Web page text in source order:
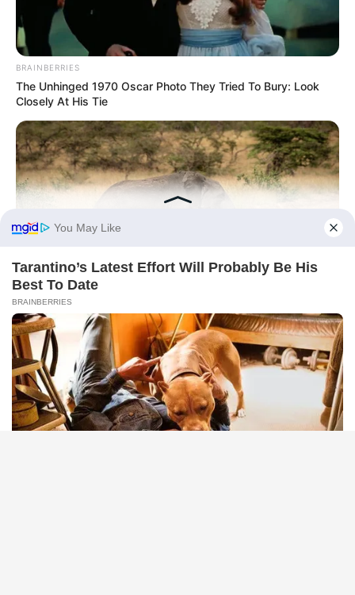
BRAINBERRIES
The Unhinged 1970 Oscar Photo They Tried To Bury: Look
Closely At His Tie
HABERION
Rare Elephant Birth—Then Nature Delivered A Second Shock